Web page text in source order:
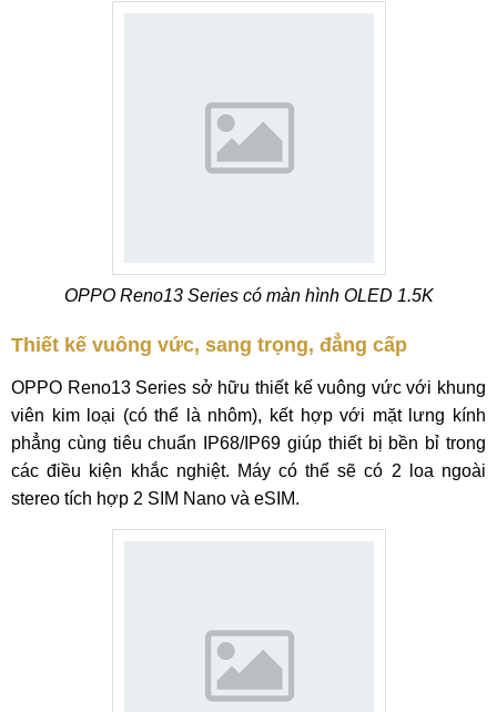
OPPO Reno13 Series có màn hình OLED 1.5K
Thiết kế vuông vức, sang trọng, đẳng cấp
OPPO Reno13 Series sở hữu thiết kế vuông vức với khung
viên kim loại (có thể là nhôm), kết hợp với mặt lưng kính
phẳng cùng tiêu chuẩn IP68/IP69 giúp thiết bị bền bỉ trong
các điều kiện khắc nghiệt. Máy có thể sẽ có 2 loa ngoài
stereo tích hợp 2 SIM Nano và eSIM.